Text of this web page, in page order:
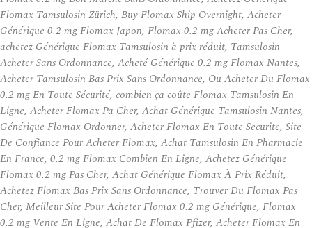
Flomax Tamsulosin Zürich, Buy Flomax Ship Overnight, Acheter
Générique 0.2 mg Flomax Japon, Flomax 0.2 mg Acheter Pas Cher,
achetez Générique Flomax Tamsulosin à prix réduit, Tamsulosin
Acheter Sans Ordonnance, Acheté Générique 0.2 mg Flomax Nantes,
Acheter Tamsulosin Bas Prix Sans Ordonnance, Ou Acheter Du Flomax
0.2 mg En Toute Sécurité, combien ça coûte Flomax Tamsulosin En
Ligne, Acheter Flomax Pa Cher, Achat Générique Tamsulosin Nantes,
Générique Flomax Ordonner, Acheter Flomax En Toute Securite, Site
De Confiance Pour Acheter Flomax, Achat Tamsulosin En Pharmacie
En France, 0.2 mg Flomax Combien En Ligne, Achetez Générique
Flomax 0.2 mg Pas Cher, Achat Générique Flomax À Prix Réduit,
Achetez Flomax Bas Prix Sans Ordonnance, Trouver Du Flomax Pas
Cher, Meilleur Site Pour Acheter Flomax 0.2 mg Générique, Flomax
0.2 mg Vente En Ligne, Achat De Flomax Pfizer, Acheter Flomax En